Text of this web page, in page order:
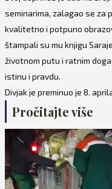
seminarima, zalagao se za
kvalitetno i potpuno
štampali su mu knjigu
životnom putu i ratnim
istinu i pravdu.
Divjak je preminuo je 8.
Pročitajte više